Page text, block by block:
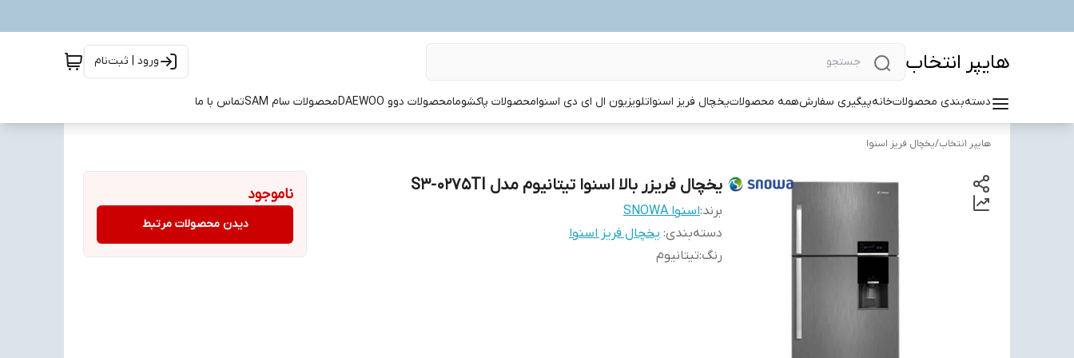
هایپر انتخاب ورود | ثبت‌نام
دسته‌بندی محصولاتخانهپیگیری سفارشهمه محصولاتیخچال فریز اسنواتلویزیون ال ای دی اسنوامحصولات پاکشومامحصولات دوو DAEWOO محصولات سام SAM تماس با ما
هایپر انتخاب/یخچال فریز اسنوا
یخچال فریزر بالا اسنوا تیتانیوم مدل S3-0275TI
برند:اسنوا SNOWA
دسته‌بندی: یخچال فریز اسنوا
رنگ:تیتانیوم
ناموجود
دیدن محصولات مرتبط